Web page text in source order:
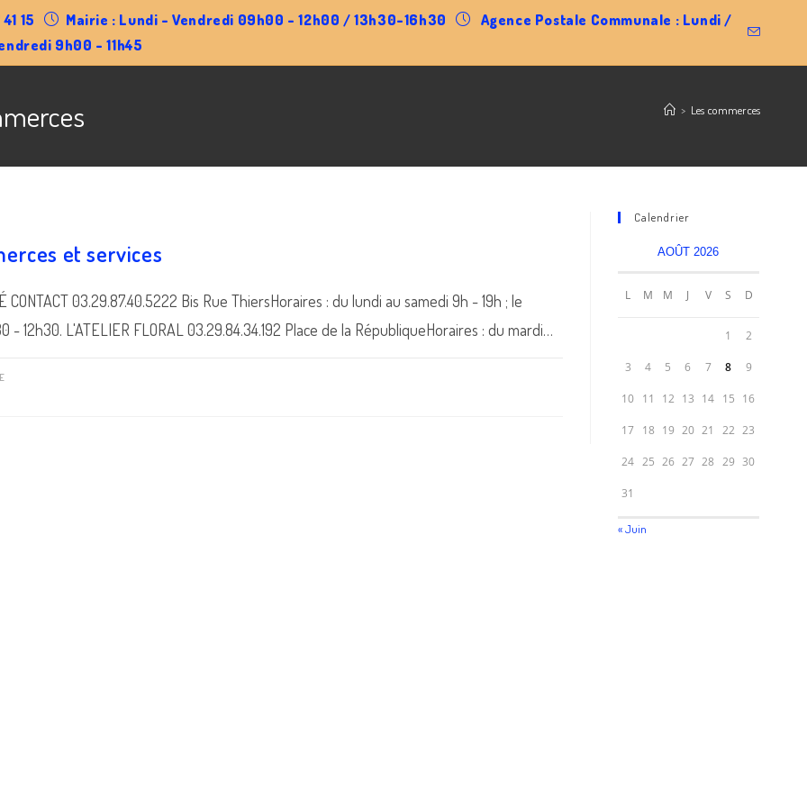
15 Mairie : Lundi - Vendredi 09h00 - 12h00 / 13h30-16h30
Agence Postale Communale : Lundi /
9h00 - 11h45
> Les commerces
et services
CONTACT 03.29.87.40.5222 Bis Rue ThiersHoraires : du lundi au samedi 9h - 19h ; le
- 12h30. L'ATELIER FLORAL 03.29.84.34.192 Place de la RépubliqueHoraires : du mardi…
Calendrier
AOÛT 2026
L M M J V S D
1 2
3 4 5 6 7 8 9
10 11 12 13 14 15 16
17 18 19 20 21 22 23
24 25 26 27 28 29 30
31
« Juin